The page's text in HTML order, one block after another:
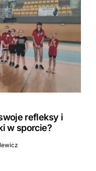
refleksy i
w sporcie?